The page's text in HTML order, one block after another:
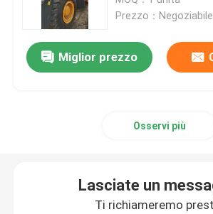
Escavatore utilizzato di Hitachi
Prezzo：Negoziabile
Miglior prezzo
Osservi più
Lasciate un
Ti richiameremo